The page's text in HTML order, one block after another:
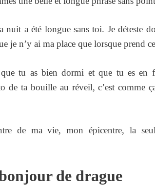
a été longue sans toi. Je déteste
je n’y ai ma place que lorsque prend
tu as bien dormi et que tu es en
de ta bouille au réveil, c’est comme
de ma vie, mon épicentre, la
bonjour de drague